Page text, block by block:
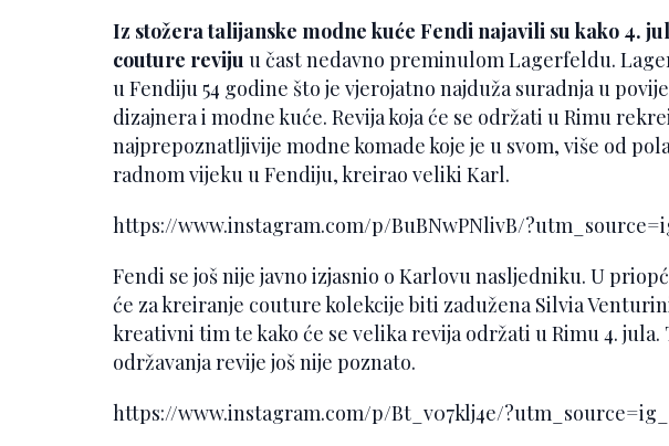
Iz stožera talijanske modne kuće Fendi najavili su kako 4.
couture reviju u čast nedavno preminulom Lagerfeldu.
u Fendiju 54 godine što je vjerojatno najduža suradnja u
dizajnera i modne kuće. Revija koja će se održati u Rimu
najprepoznatljivije modne komade koje je u svom, više od
radnom vijeku u Fendiju, kreirao veliki Karl.
https://www.instagram.com/p/BuBNwPNlivB/
Fendi se još nije javno izjasnio o Karlovu nasljedniku. U
će za kreiranje couture kolekcije biti zadužena Silvia
kreativni tim te kako će se velika revija održati u Rimu 4. jula.
održavanja revije još nije poznato.
https://www.instagram.com/p/Bt_v07klj4e/